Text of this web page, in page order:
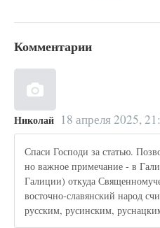
Комментарии
Николай 18 апреля 2025,
Спаси Господи за статью.
но важное примечание - в
Галиции) откуда
восточно-славянский народ
русским, русинским,